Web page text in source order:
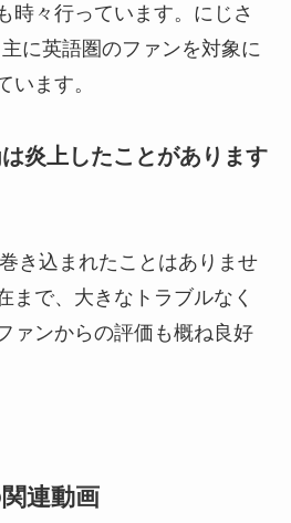
時々行っています。にじさ
に英語圏のファンを対象に
います。
炎上したことがあります
き込まれたことはありませ
まで、大きなトラブルなく
ァンからの評価も概ね良好
連動画